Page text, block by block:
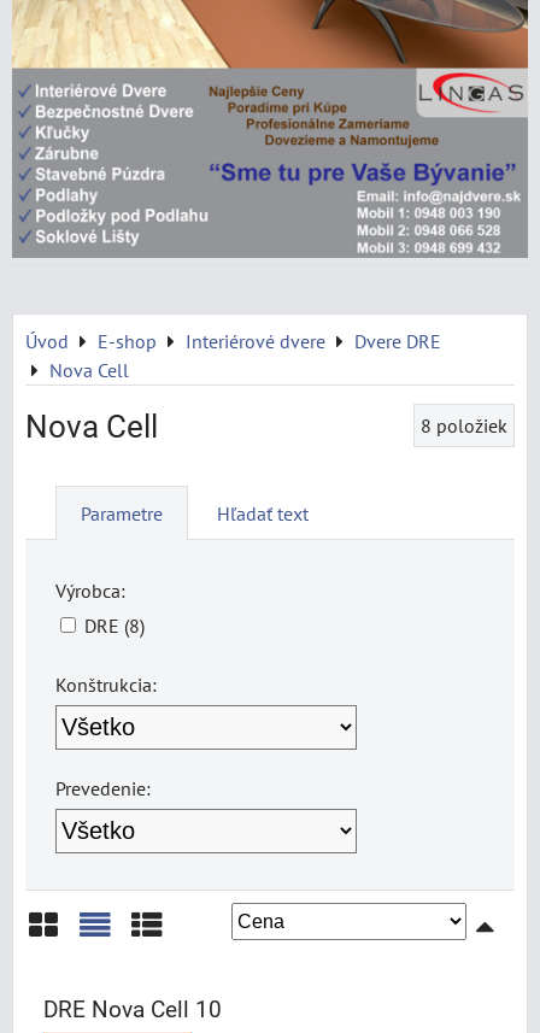
Úvod E-shop Interiérové dvere
Dvere DRE
Nova Cell
Nova Cell 8 položiek
Parametre Hľadať text
Výrobca:
DRE (8)
Konštrukcia:
Prevedenie:
DRE Nova Cell 10